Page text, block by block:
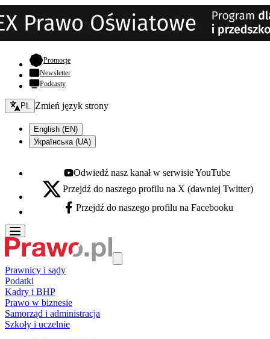
Promocje- otwiera się w nowej karcie
Newsletter
Podcasty
Zmień język - bieżący:
PL Zmień język strony
English (EN)
Українська (UA)
Youtube - otwiera się w nowej karcie
Odwiedź nasz kanał w serwisie YouTube
X - otwiera się w nowej karcie
Przejdź do naszego profilu na X (dawniej Twitter)
Facebook - otwiera się w nowej karcie
Przejdź do naszego profilu na Facebooku
Prawnicy i sądy
Podatki
Kadry i BHP
Prawo w biznesie
Samorząd i administracja
Szkoły i uczelnie